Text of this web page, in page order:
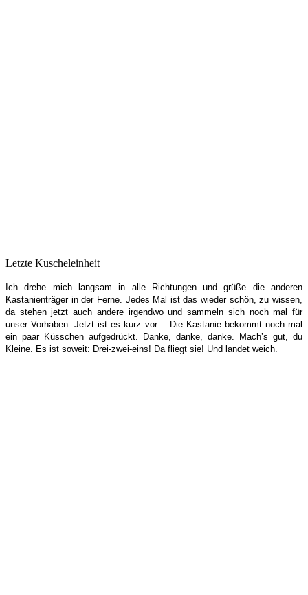
Letzte Kuscheleinheit
Ich drehe mich langsam in alle Richtungen und grüße die anderen
Kastanienträger in der Ferne. Jedes Mal ist das wieder schön, zu wissen,
da stehen jetzt auch andere irgendwo und sammeln sich noch mal für
unser Vorhaben. Jetzt ist es kurz vor… Die Kastanie bekommt noch mal
ein paar Küsschen aufgedrückt. Danke, danke, danke. Mach’s gut, du
Kleine. Es ist soweit: Drei-zwei-eins! Da fliegt sie! Und landet weich.